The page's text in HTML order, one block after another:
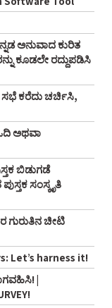
ಅನುವಾದ ಕುರಿತ
ಕೂಡಲೇ ರದ್ದುಪಡಿಸಿ
ಸಭೆ ಕರೆದು ಚರ್ಚಿಸಿ,
ಅಥವಾ
ಬಿಡುಗಡೆ
ಸಂಸ್ಕೃತಿ
ಚೀಟಿ
Let’s harness it!
|